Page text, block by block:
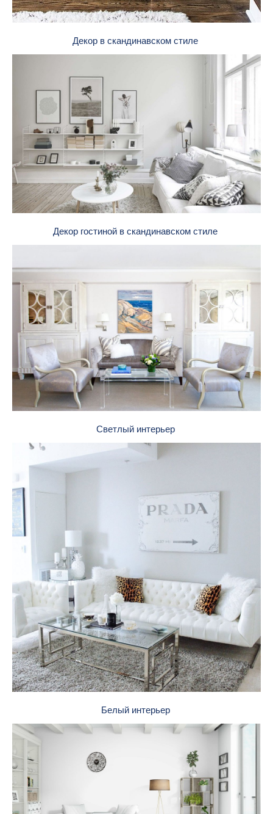
Декор в скандинавском стиле
Декор гостиной в скандинавском стиле
Светлый интерьер
Белый интерьер